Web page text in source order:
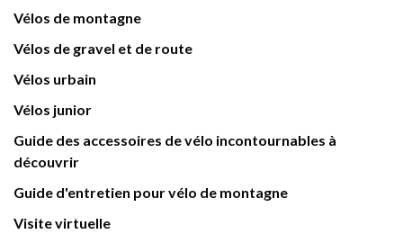
Vélos de montagne
Vélos de gravel et de route
Vélos urbain
Vélos junior
Guide des accessoires de vélo incontournables à
découvrir
Guide d'entretien pour vélo de montagne
Visite virtuelle